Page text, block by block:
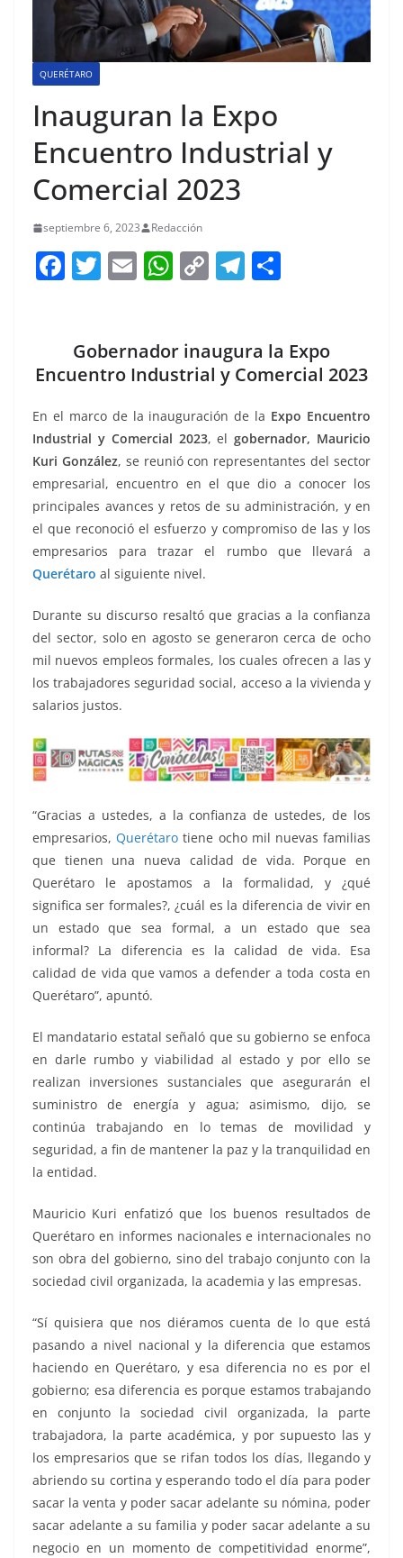
QUERÉTARO
Inauguran la Expo
Encuentro Industrial y
Comercial 2023
septiembre 6, 2023 Redacción
F
e
b
o
o
k
T
er
E
l
W
s
A
p
p
C
y
Li
n
k
T
gr
a
m
e
Gobernador inaugura la Expo
Encuentro Industrial y Comercial 2023
En el marco de la inauguración de la Expo Encuentro
Industrial y Comercial 2023, elgobernador, Mauricio
Kuri González, se reunió con representantes del sector
empresarial, encuentro en el que dio a conocer los
principales avances y retos de su administración, y en
el que reconoció el esfuerzo y compromiso de las y los
empresarios para trazar el rumbo que llevará a
Querétaro al siguiente nivel.
Durante su discurso resaltó que gracias a la confianza
del sector, solo en agosto se generaron cerca de ocho
mil nuevos empleos formales, los cuales ofrecen a las y
los trabajadores seguridad social, acceso a la vivienda y
salarios justos.
“Gracias a ustedes, a la confianza de ustedes, de los
empresarios, Querétaro tiene ocho mil nuevas familias
que tienen una nueva calidad de vida. Porque en
Querétaro le apostamos a la formalidad, y ¿qué
significa ser formales?, ¿cuál es la diferencia de vivir en
un estado que sea formal, a un estado que sea
informal? La diferencia es la calidad de vida. Esa
calidad de vida que vamos a defender a toda costa en
Querétaro”, apuntó.
El mandatario estatal señaló que su gobierno se enfoca
en darle rumbo y viabilidad al estado y por ello se
realizan inversiones sustanciales que asegurarán el
suministro de energía y agua; asimismo, dijo, se
continúa trabajando en lo temas de movilidad y
seguridad, a fin de mantener la paz y la tranquilidad en
la entidad.
Mauricio Kuri enfatizó que los buenos resultados de
Querétaro en informes nacionales e internacionales no
son obra del gobierno, sino del trabajo conjunto con la
sociedad civil organizada, la academia y las empresas.
“Sí quisiera que nos diéramos cuenta de lo que está
pasando a nivel nacional y la diferencia que estamos
haciendo en Querétaro, y esa diferencia no es por el
gobierno; esa diferencia es porque estamos trabajando
en conjunto la sociedad civil organizada, la parte
trabajadora, la parte académica, y por supuesto las y
los empresarios que se rifan todos los días, llegando y
abriendo su cortina y esperando todo el día para poder
sacar la venta y poder sacar adelante su nómina, poder
sacar adelante a su familia y poder sacar adelante a su
negocio en un momento de competitividad enorme”,